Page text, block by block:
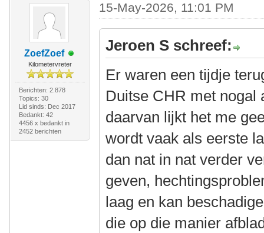
ZoefZoef
Kilometervreter
Berichten: 2.878
Topics: 30
Lid sinds: Dec 2017
Bedankt: 42
4456 x bedankt in
2452 berichten
15-May-2026, 11:01 PM
Jeroen S schreef:
Er waren een tijdje
Duitse CHR met nogal
daarvan lijkt het me
wordt vaak als eerste
dan nat in nat verder
geven,
laag en kan
die op die manier